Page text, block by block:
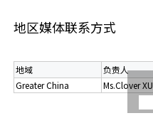
地区媒体联系方式
地域 负责人
Greater China
Ms.Clover XU